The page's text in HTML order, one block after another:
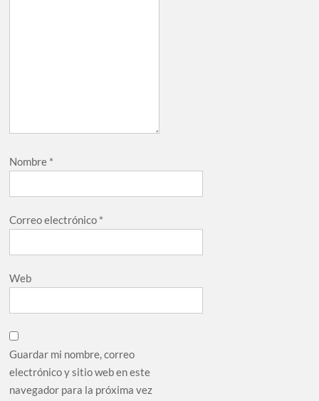
Nombre *
Correo electrónico *
Web
Guardar mi nombre, correo
electrónico y sitio web en este
navegador para la próxima vez